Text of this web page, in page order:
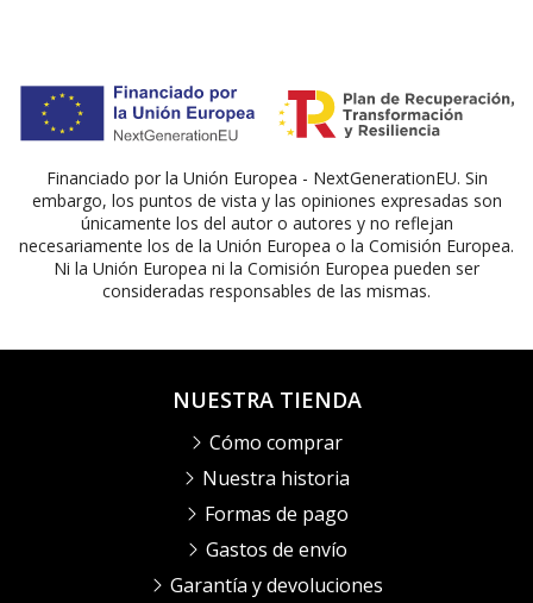
Financiado por la Unión Europea - NextGenerationEU. Sin
embargo, los puntos de vista y las opiniones expresadas son
únicamente los del autor o autores y no reflejan
necesariamente los de la Unión Europea o la Comisión Europea.
Ni la Unión Europea ni la Comisión Europea pueden ser
consideradas responsables de las mismas.
NUESTRA TIENDA
Cómo comprar
Nuestra historia
Formas de pago
Gastos de envío
Garantía y devoluciones